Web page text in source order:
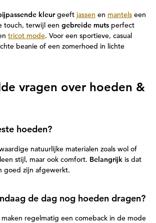
kleurgeeft jassen en mantels een
touch, terwijl een gebreide muts perfect
tricot mode. Voor een sportieve, casual
beanie of een zomerhoed in lichte
vragen over hoeden &
hoeden?
natuurlijke materialen zoals wol of
stijl, maar ook comfort. Belangrijk is dat
goed zijn afgewerkt.
de dag nog hoeden dragen?
regelmatig een comeback in de mode